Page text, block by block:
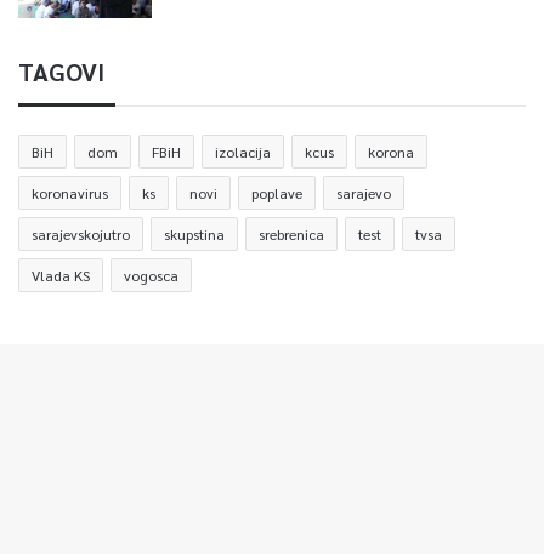
TAGOVI
BiH dom FBiH izolacija kcus korona
koronavirus ks novi poplave sarajevo
sarajevskojutro skupstina srebrenica test tvsa
Vlada KS vogosca